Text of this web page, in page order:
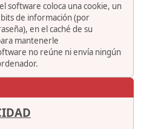
software coloca una cookie, un
de información (por
en el caché de su
mantenerle
no reúne ni envía ningún